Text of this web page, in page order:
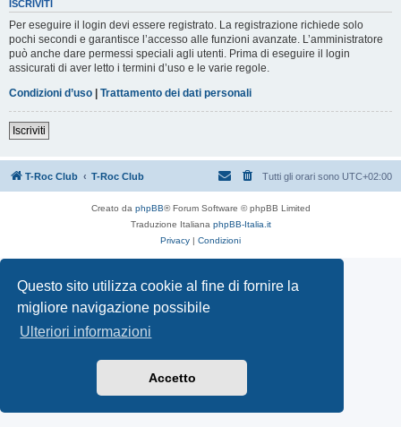
Questo sito utilizza cookie al fine di fornire la
migliore navigazione possibile
Ulteriori informazioni
Accetto
ISCRIVITI
Per eseguire il login devi essere registrato. La registrazione richiede solo
pochi secondi e garantisce l’accesso alle funzioni avanzate. L’amministratore
può anche dare permessi speciali agli utenti. Prima di eseguire il login
assicurati di aver letto i termini d’uso e le varie regole.
Condizioni d’uso | Trattamento dei dati personali
Iscriviti
T-Roc Club T-Roc Club Tutti gli orari sono UTC+02:00
Creato da phpBB® Forum Software © phpBB Limited
Traduzione Italiana phpBB-Italia.it
Privacy | Condizioni